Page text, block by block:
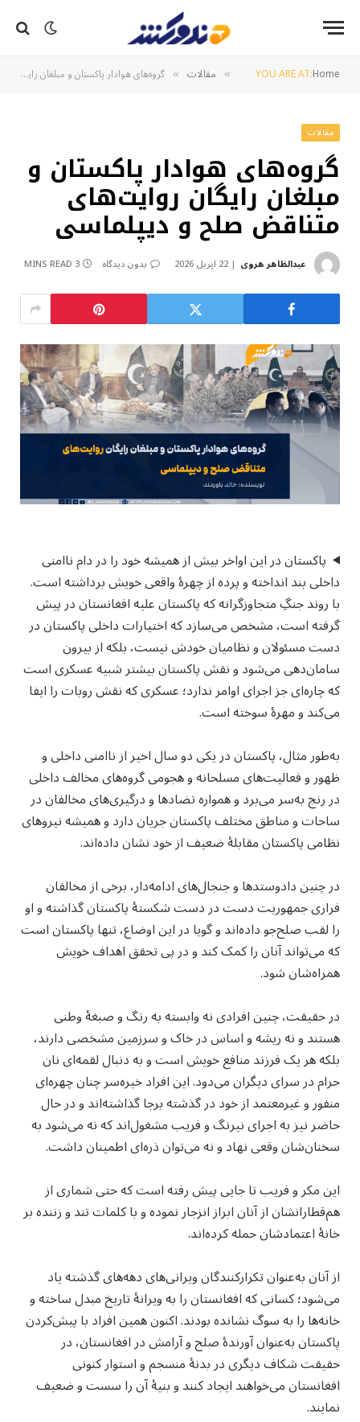
YOU ARE AT:Home
» مقالات » گروه‌های هوادار پاکستان و مبلغان رایگان روایت‌های متناقض صلح و دیپلماسی
مقالات
گروه‌های هوادار پاکستان و
مبلغان رایگان روایت‌های
متناقض صلح و دیپلماسی
عبدالظاهر هروی 22 اپریل 2026 بدون دیدگاه 3 MINS READ
پاکستان در این اواخر بیش از همیشه خود را در دام ناامنی
داخلی بند انداخته و پرده از چهرهٔ واقعی خویش برداشته است.
با روند جنگِ متجاوزگرانه که پاکستان علیه افغانستان در پیش
گرفته است، مشخص می‌سازد که اختیارات داخلی پاکستان در
دست مسئولان و نظامیان خودش نیست، بلکه از بیرون
سامان‌دهی می‌شود و نقش پاکستان بیشتر شبیه عسکری است
که چاره‌ای جز اجرای اوامر ندارد؛ عسکری که نقش روبات را ایفا
می‌کند و مهرهٔ سوخته است.
به‌طور مثال، پاکستان در یکی دو سال اخیر از ناامنی داخلی و
ظهور و فعالیت‌های مسلحانه و هجومی گروه‌های مخالف داخلی
در رنج به‌سر می‌برد و همواره تضادها و درگیری‌های مخالفان در
ساحات و مناطق مختلف پاکستان جریان دارد و همیشه نیروهای
نظامی پاکستان مقابلهٔ ضعیف از خود نشان داده‌اند.
در چنین دادوستد‌ها و جنجال‌های ادامه‌دار، برخی از مخالفان
فراری جمهوریت دست در دست شکستهٔ پاکستان گذاشته و او
را لقب صلح‌جو داده‌اند و گویا در این اوضاع، تنها پاکستان است
که می‌تواند آنان را کمک کند و در پی تحقق اهداف خویش
همراه‌شان شود.
در حقیقت، چنین افرادی نه وابسته به رنگ و صبغهٔ وطنی
هستند و نه ریشه و اساس در خاک و سرزمین مشخصی دارند،
بلکه هر یک فرزند منافع خویش است و به دنبال لقمه‌ای نان
حرام در سرای دیگران می‌دود. این افراد خیره‌سر چنان چهره‌ای
منفور و غیرمعتمد از خود در گذشته برجا گذاشته‌اند و در حال
حاضر نیز به اجرای نیرنگ و فریب مشغول‌اند که نه می‌شود به
سخنان‌شان وقعی نهاد و نه می‌توان ذره‌ای اطمینان داشت.
این مکر و فریب تا جایی پیش رفته است که حتی شماری از
هم‌قطارانشان از آنان ابراز انزجار نموده و با کلمات تند و زننده بر
خانهٔ اعتمادشان حمله کرده‌اند.
از آنان به‌عنوان تکرارکنندگان ویرانی‌های دهه‌های گذشته یاد
می‌شود؛ کسانی که افغانستان را به ویرانهٔ تاریخ مبدل ساخته و
خانه‌ها را به سوگ نشانده بودند. اکنون همین افراد با پیش‌کردن
پاکستان به‌عنوان آورندهٔ صلح و آرامش در افغانستان، در
حقیقت شکاف دیگری در بدنهٔ منسجم و استوار کنونی
افغانستان می‌خواهند ایجاد کنند و بنیهٔ آن را سست و ضعیف
نمایند.